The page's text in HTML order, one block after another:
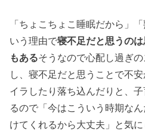
「ちょこちょこ睡眠だから」
いう理由で寝不足だと思うの
もあるそうなので心配し過ぎ
し、寝不足だと思うことで不
イラしたり落ち込んだりと、
るので「今はこういう時期な
けてくれるから大丈夫」と気に